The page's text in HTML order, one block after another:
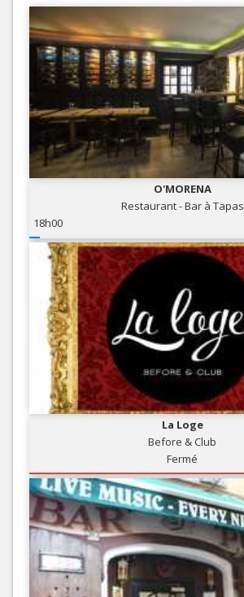
O'MORENA
Restaurant - Bar à Tapas
18h00
La Loge
Before & Club
Fermé